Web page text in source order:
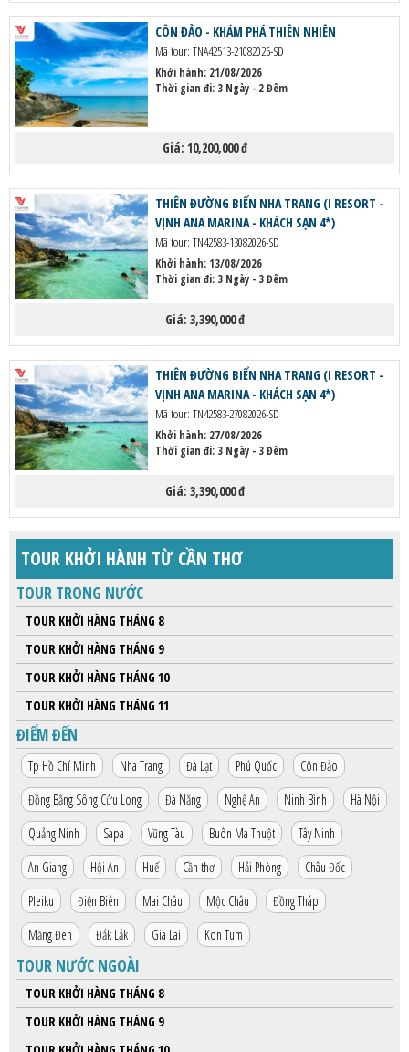
HỘP THƯ GÓP Ý
PROFILE HƯỚNG DẪN VIÊN
TUYỂN DỤNG
LIÊN HỆ
CÔN ĐẢO - KHÁM PHÁ THIÊN NHIÊN
Mã tour: TNA42513-21082026-SD
Khởi hành: 21/08/2026
Thời gian đi: 3 Ngày - 2 Đêm
Giá: 10,200,000 đ
THIÊN ĐƯỜNG BIỂN NHA TRANG (I RESORT -
VỊNH ANA MARINA - KHÁCH SẠN 4*)
Mã tour: TN42583-13082026-SD
Khởi hành: 13/08/2026
Thời gian đi: 3 Ngày - 3 Đêm
Giá: 3,390,000 đ
THIÊN ĐƯỜNG BIỂN NHA TRANG (I RESORT -
VỊNH ANA MARINA - KHÁCH SẠN 4*)
Mã tour: TN42583-27082026-SD
Khởi hành: 27/08/2026
Thời gian đi: 3 Ngày - 3 Đêm
Giá: 3,390,000 đ
TOUR KHỞI HÀNH TỪ CẦN THƠ
TOUR TRONG NƯỚC
TOUR KHỞI HÀNG THÁNG 8
TOUR KHỞI HÀNG THÁNG 9
TOUR KHỞI HÀNG THÁNG 10
TOUR KHỞI HÀNG THÁNG 11
ĐIỂM ĐẾN
Tp Hồ Chí Minh Nha Trang Đà Lạt Phú Quốc
Côn Đảo
Đồng Bằng Sông Cửu Long
Đà Nẵng Nghệ An Ninh Bình
Hà Nội
Quảng Ninh
Sapa Vũng Tàu Buôn Ma Thuột
Tây Ninh
An Giang
Hội An Huế Cần thơ Hải Phòng
Châu Đốc
Pleiku
Điện Biên Mai Châu Mộc Châu
Đồng Tháp
Măng Đen
Đắk Lắk Gia Lai Kon Tum
TOUR NƯỚC NGOÀI
TOUR KHỞI HÀNG THÁNG 8
TOUR KHỞI HÀNG THÁNG 9